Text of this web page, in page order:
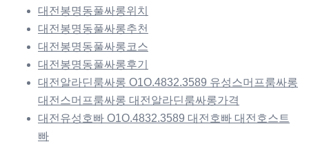
대전봉명동풀싸롱위치
대전봉명동풀싸롱추천
대전봉명동풀싸롱코스
대전봉명동풀싸롱후기
대전알라딘룸싸롱 O1O.4832.3589 유성스머프룸싸롱
대전스머프룸싸롱 대전알라딘룸싸롱가격
대전유성호빠 O1O.4832.3589 대전호빠 대전호스트
빠